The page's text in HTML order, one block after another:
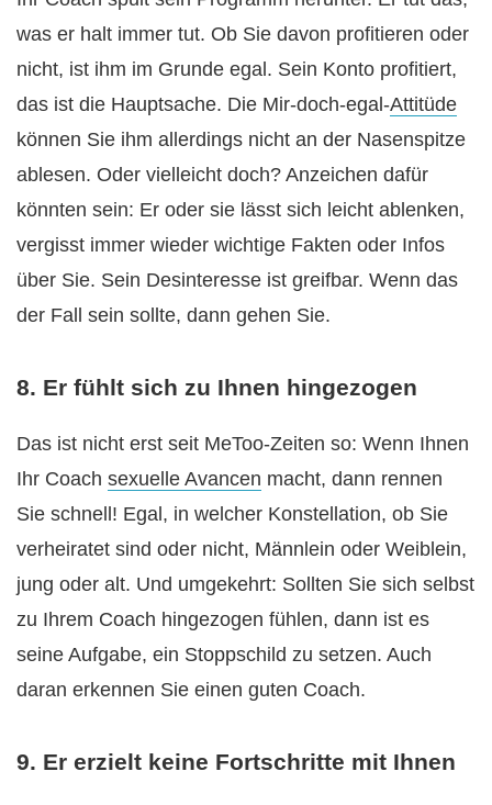
was er halt immer tut. Ob Sie davon profitieren oder
nicht, ist ihm im Grunde egal. Sein Konto profitiert,
das ist die Hauptsache. Die Mir-doch-egal-Attitüde
können Sie ihm allerdings nicht an der Nasenspitze
ablesen. Oder vielleicht doch? Anzeichen dafür
könnten sein: Er oder sie lässt sich leicht ablenken,
vergisst immer wieder wichtige Fakten oder Infos
über Sie. Sein Desinteresse ist greifbar. Wenn das
der Fall sein sollte, dann gehen Sie.
8. Er fühlt sich zu Ihnen hingezogen
Das ist nicht erst seit MeToo-Zeiten so: Wenn Ihnen
Ihr Coach sexuelle Avancen macht, dann rennen
Sie schnell! Egal, in welcher Konstellation, ob Sie
verheiratet sind oder nicht, Männlein oder Weiblein,
jung oder alt. Und umgekehrt: Sollten Sie sich selbst
zu Ihrem Coach hingezogen fühlen, dann ist es
seine Aufgabe, ein Stoppschild zu setzen. Auch
daran erkennen Sie einen guten Coach.
9. Er erzielt keine Fortschritte mit Ihnen